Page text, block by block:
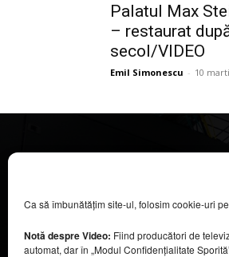
Ca să îmbunătățim site-ul, folosim cookie-uri
Notă despre Video: Fiind producători de
automat, dar în „Modul Confidențialitate
Palatul Max
– restaurat
secol/VIDEO
Emil Simonescu - 10
COOL MEDIA BROADCASTING &
Toate drepturile rezervate.
Contacte în secțiunea „Despre noi”.